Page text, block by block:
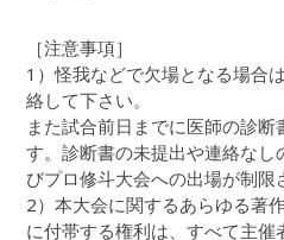
［注意事項］
1）怪我などで欠場となる場合
絡して下さい。
また試合前日までに医師の診断
す。診断書の未提出や連絡なし
びプロ修斗大会への出場が制限
2）本大会に関するあらゆる著
に付帯する権利は、すべて主催